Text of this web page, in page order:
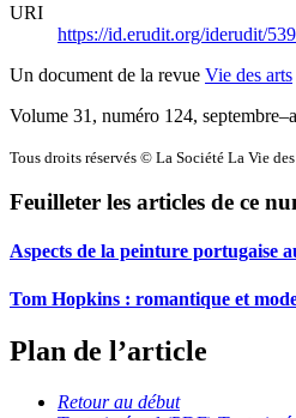
URI
https://id.erudit.org/iderudit/
Un document de la revue Vie des arts
Volume 31, numéro 124,
Tous droits réservés © La Société La Vie
Feuilleter les articles de ce
Aspects de la peinture portugaise
Tom Hopkins : romantique et
Plan de l’article
Retour au début